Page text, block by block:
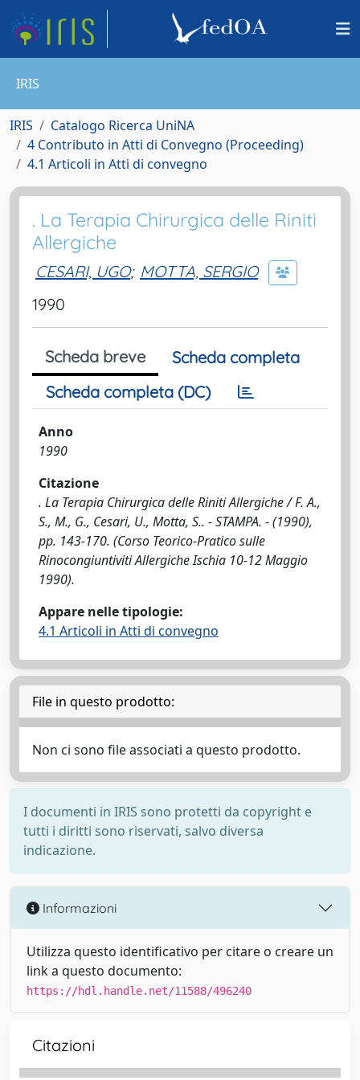
IRIS
IRIS
Catalogo Ricerca UniNA
4 Contributo in Atti di Convegno (Proceeding)
4.1 Articoli in Atti di convegno
. La Terapia Chirurgica delle Riniti
Allergiche
CESARI, UGO; MOTTA, SERGIO
1990
Scheda breve
Scheda completa
Scheda completa (DC)
Anno
1990
Citazione
. La Terapia Chirurgica delle Riniti Allergiche / F. A.,
S., M., G., Cesari, U., Motta, S.. - STAMPA. - (1990),
pp. 143-170. (Corso Teorico-Pratico sulle
Rinocongiuntiviti Allergiche Ischia 10-12 Maggio
1990).
Appare nelle tipologie:
4.1 Articoli in Atti di convegno
File in questo prodotto:
Non ci sono file associati a questo prodotto.
I documenti in IRIS sono protetti da copyright e
tutti i diritti sono riservati, salvo diversa
indicazione.
Informazioni
Utilizza questo identificativo per citare o creare un
link a questo documento:
https://hdl.handle.net/11588/496240
Citazioni